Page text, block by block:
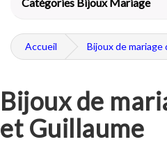
Accueil Bijoux de mariage
Bijoux de
et Guillaume